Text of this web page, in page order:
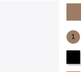
1